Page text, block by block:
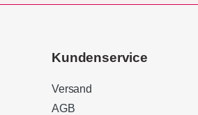
Kundenservice
Versand
AGB